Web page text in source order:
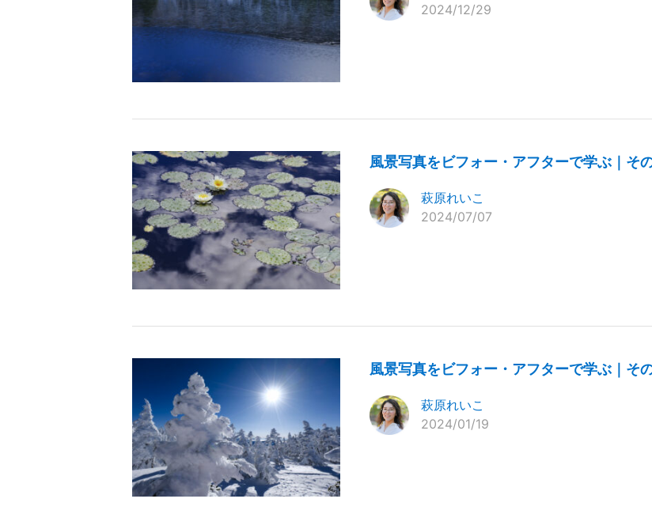
2024/12/29
風景写真をビフォー・アフターで学ぶ｜そ
萩原れいこ
2024/07/07
風景写真をビフォー・アフターで学ぶ｜そ
萩原れいこ
2024/01/19